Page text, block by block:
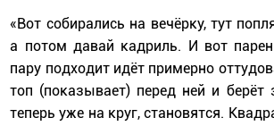
«Вот собирались на вечёрку, тут
а потом давай кадриль. И вот
пару подходит идёт примерно
топ (показывает) перед ней и берёт
теперь уже на круг, становятся.